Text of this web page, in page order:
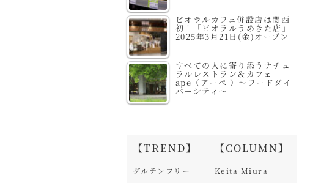
ビオラルカフェ併設店は関西
初！「ビオラルうめきた店」
2025年3月21日(金)オープン
すべての人に寄り添うナチュ
ラルレストラン＆カフェ
ape（アーペ ）～フードダイ
バーシティ～
【TREND】
グルテンフリー
【COLUMN】
Keita Miura